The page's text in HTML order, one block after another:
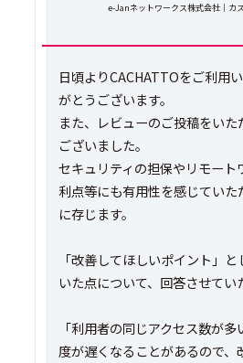
e-Janネットワークス株式会社｜カ
日頃よりCACHATTOをご利用
がとうございます。
また、レビューのご投稿をいた
ございました。
セキュリティの担保やリモート
利点等にも有用性を感じていた
に存じます。
「改善してほしいポイント」
いた点について、回答させてい
「利用者の同じアクセス数が
度が遅くなることがあるので、